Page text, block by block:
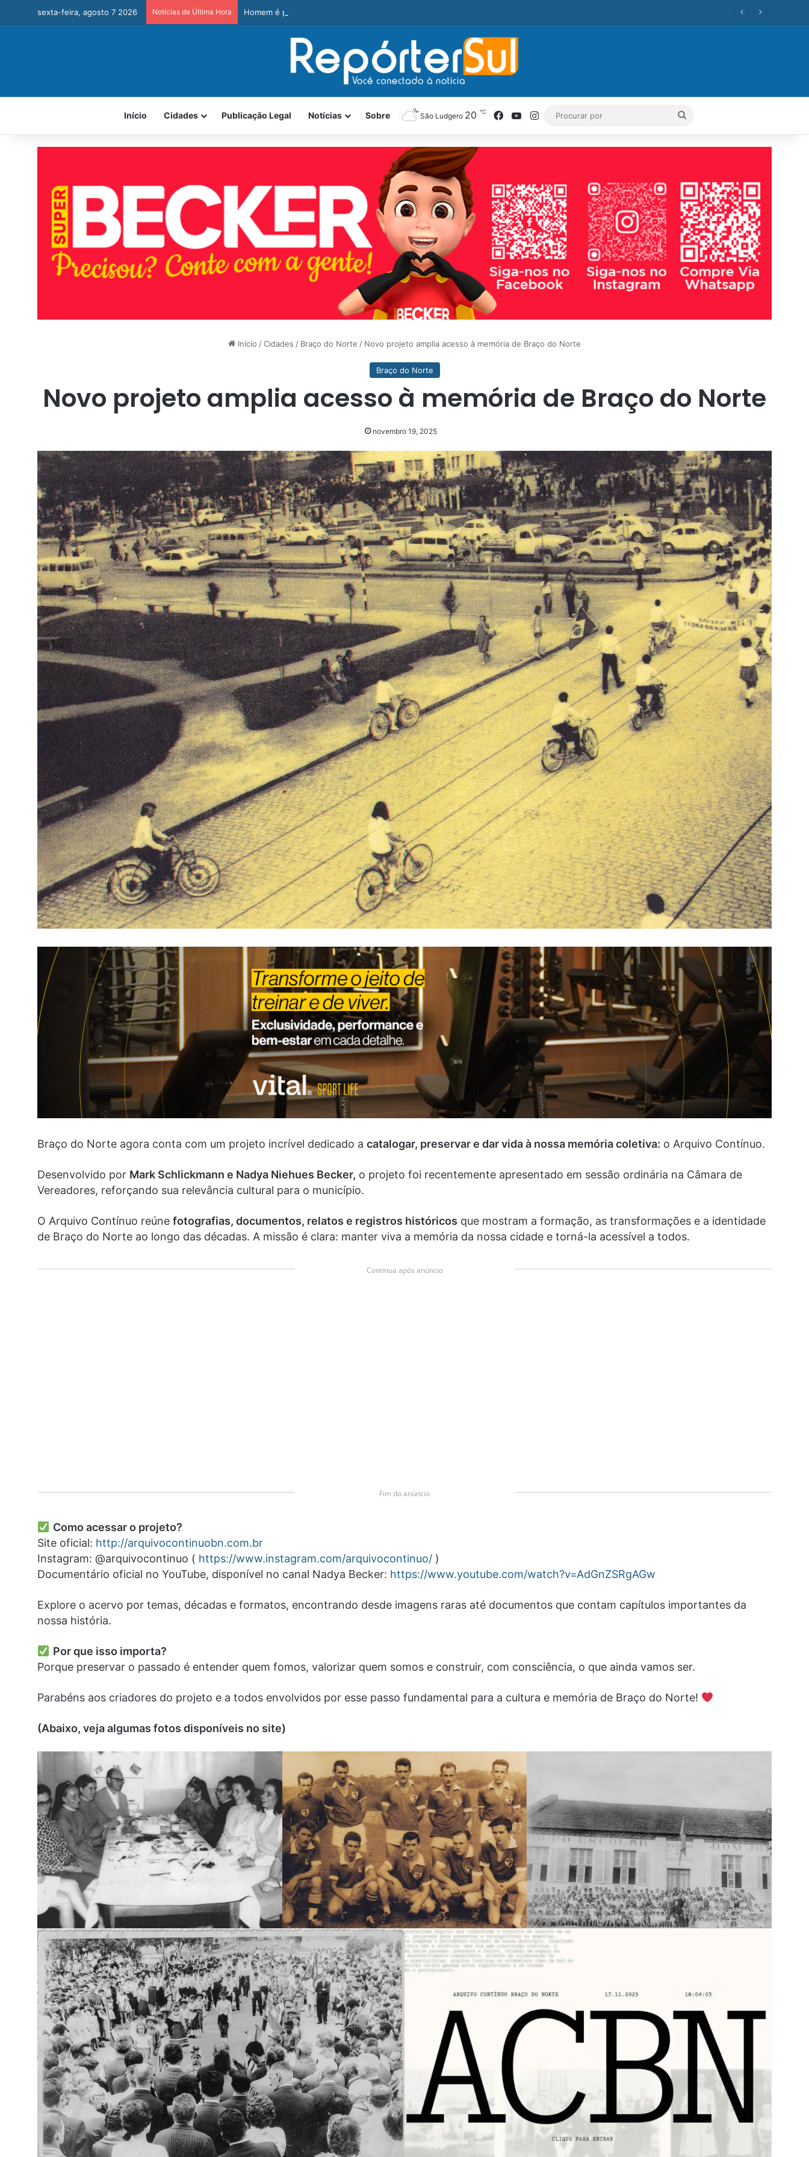
sexta-feira, agosto 7 2026 Notícias de Última Hora Homem é preso com revólver e pedra de crack durante ação da PM
Início Cidades Publicação Legal Notícias Sobre São Ludgero 20 ℃ Facebook
YouTube
Instagram
Procurar
por
Início /Cidades / Braço do Norte / Novo projeto amplia acesso à memória de Braço do Norte
Braço do Norte
Novo projeto amplia acesso à memória de Braço do Norte
novembro 19, 2025
Braço do Norte agora conta com um projeto incrível dedicado a catalogar, preservar e dar vida à nossa memória coletiva: o Arquivo Contínuo.
Desenvolvido por Mark Schlickmann e Nadya Niehues Becker, o projeto foi recentemente apresentado em sessão ordinária na Câmara de
Vereadores, reforçando sua relevância cultural para o município.
O Arquivo Contínuo reúne fotografias, documentos, relatos e registros históricos que mostram a formação, as transformações e a identidade
de Braço do Norte ao longo das décadas. A missão é clara: manter viva a memória da nossa cidade e torná-la acessível a todos.
Continua após anúncio
Fim do anúncio
Como acessar o projeto?
Site oficial: http://arquivocontinuobn.com.br
Instagram: @arquivocontinuo ( https://www.instagram.com/arquivocontinuo/ )
Documentário oficial no YouTube, disponível no canal Nadya Becker: https://www.youtube.com/watch?v=AdGnZSRgAGw
Explore o acervo por temas, décadas e formatos, encontrando desde imagens raras até documentos que contam capítulos importantes da
nossa história.
Por que isso importa?
Porque preservar o passado é entender quem fomos, valorizar quem somos e construir, com consciência, o que ainda vamos ser.
Parabéns aos criadores do projeto e a todos envolvidos por esse passo fundamental para a cultura e memória de Braço do Norte!
(Abaixo, veja algumas fotos disponíveis no site)